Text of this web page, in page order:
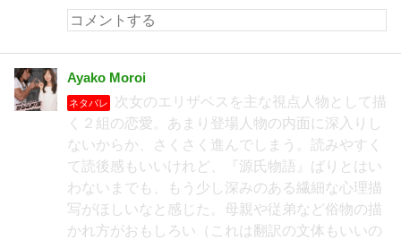
Ayako Moroi
ネタバレ
次女のエリザベスを主な視点人物として描
く２組の恋愛。あまり登場人物の内面に深入りし
ないからか、さくさく進んでしまう。読みやすく
て読後感もいいけれど、『源氏物語』ばりとはい
わないまでも、もう少し深みのある繊細な心理描
写がほしいなと感じた。母親や従弟など俗物の描
かれ方がおもしろい（これは翻訳の文体もいいの